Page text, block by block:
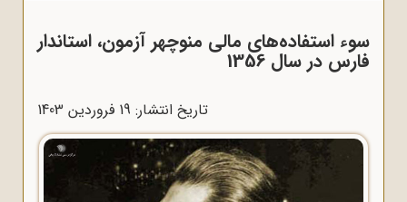
سوء استفاده‌های مالی منوچهر آزمون، استاندار
فارس در سال 1356
تاریخ انتشار: 19 فروردين 1403